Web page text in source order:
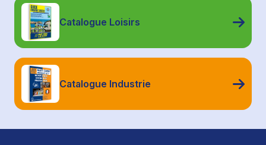
Catalogue Loisirs
Catalogue Industrie